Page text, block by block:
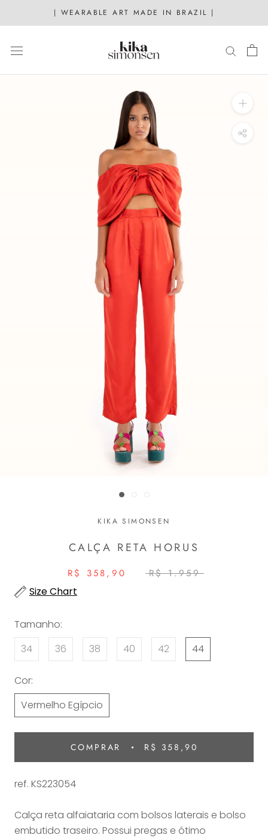
to
| WEARABLE ART MADE IN BRAZIL |
KIKA SIMONSEN
CALÇA RETA HORUS
R$ 358,90 R$ 1.959
Size Chart
Tamanho:
34
36 38 40 42 44
Cor:
Vermelho Egípcio
COMPRAR R$ 358,90
ref. KS223054
Calça reta alfaiataria com bolsos laterais e bolso
embutido traseiro. Possui pregas e ótimo